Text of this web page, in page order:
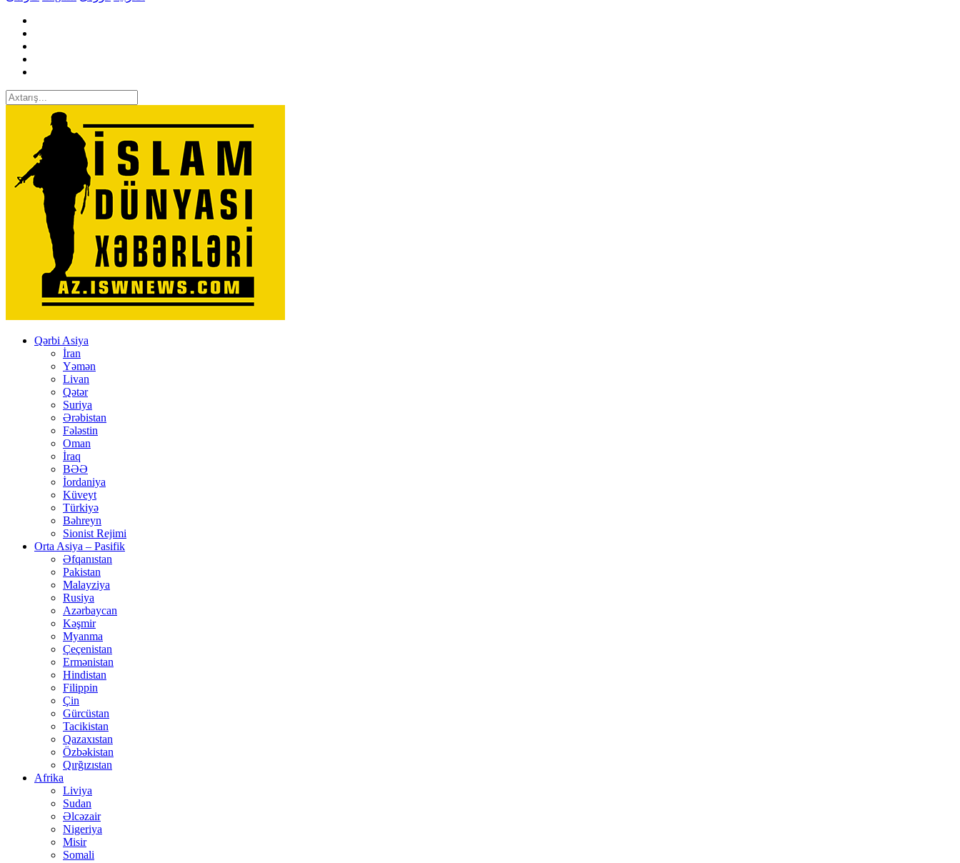
Qərbi Asiya
İran
Yəmən
Livan
Qətər
Suriya
Ərəbistan
Fələstin
Oman
İraq
BƏƏ
İordaniya
Küveyt
Türkiyə
Bəhreyn
Sionist Rejimi
Orta Asiya – Pasifik
Əfqanıstan
Pakistan
Malayziya
Rusiya
Azərbaycan
Kəşmir
Myanma
Çeçenistan
Ermənistan
Hindistan
Filippin
Çin
Gürcüstan
Tacikistan
Qazaxıstan
Özbəkistan
Qırğızıstan
Afrika
Liviya
Sudan
Əlcəzair
Nigeriya
Misir
Somali